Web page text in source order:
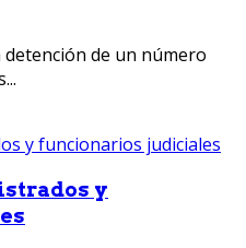
de un número
y